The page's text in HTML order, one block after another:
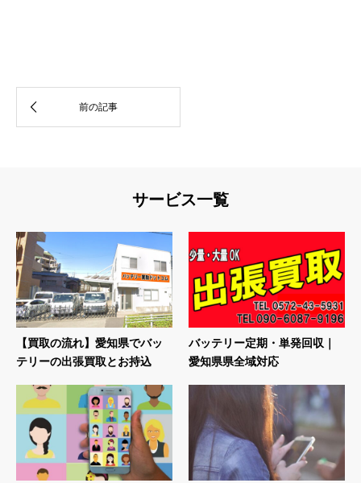
サービス一覧
【買取の流れ】愛知県でバッ
テリーの出張買取とお持込
バッテリー定期・単発回収｜
愛知県県全域対応